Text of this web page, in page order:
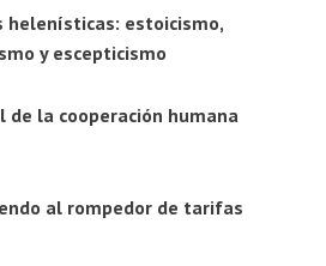
helenísticas: estoicismo,
y escepticismo
de la cooperación humana
al rompedor de tarifas